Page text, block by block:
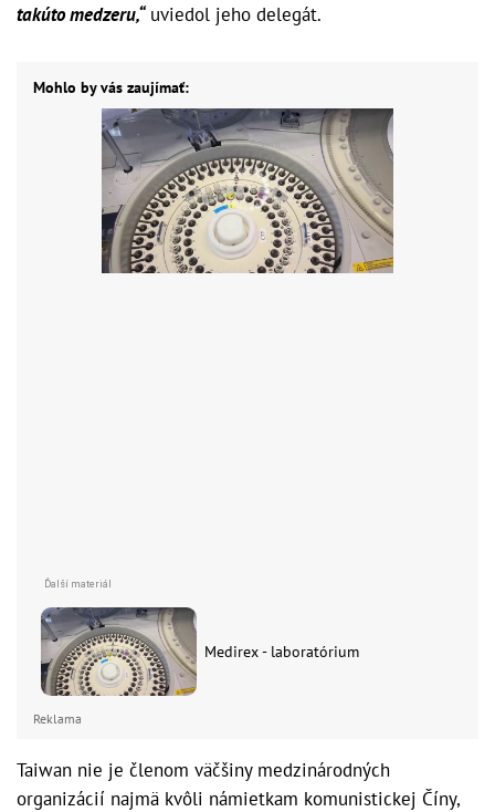
takúto medzeru,“uviedol jeho delegát.
Mohlo by vás zaujímať:
Medirex - laboratórium
Reklama
Taiwan nie je členom väčšiny medzinárodných
organizácií najmä kvôli námietkam komunistickej Číny,